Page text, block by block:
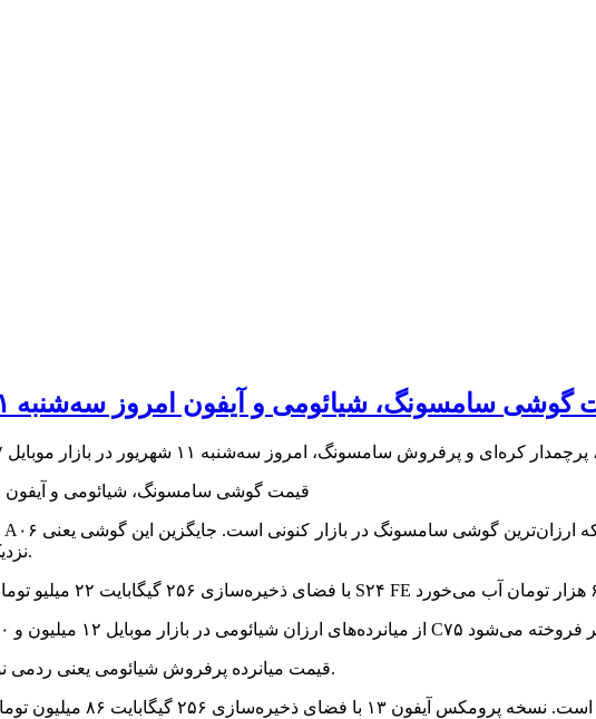
سامسونگ، شیائومی و آیفون امروز سه‌شنبه ۱۱ شهریور/ پرچمدار سامسونگ چند؟
گلکسی A۰۷ نزدیک به ۱۲ میلیون تومان قیمت خورده است.
قیمت میانرده پرفروش شیائومی یعنی ردمی نوت ۱۴ در بازار موبایل به ۱۷ میلیون تومان رسیده است.